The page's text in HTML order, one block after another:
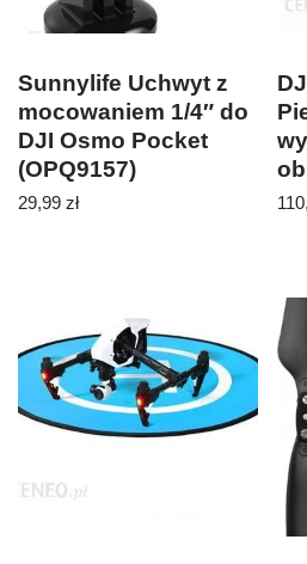
Sunnylife Uchwyt z
mocowaniem 1/4″ do
DJI Osmo Pocket
(OPQ9157)
29,99 zł